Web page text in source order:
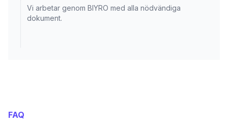
Vi arbetar genom BIYRO med alla nödvändiga
dokument.
FAQ